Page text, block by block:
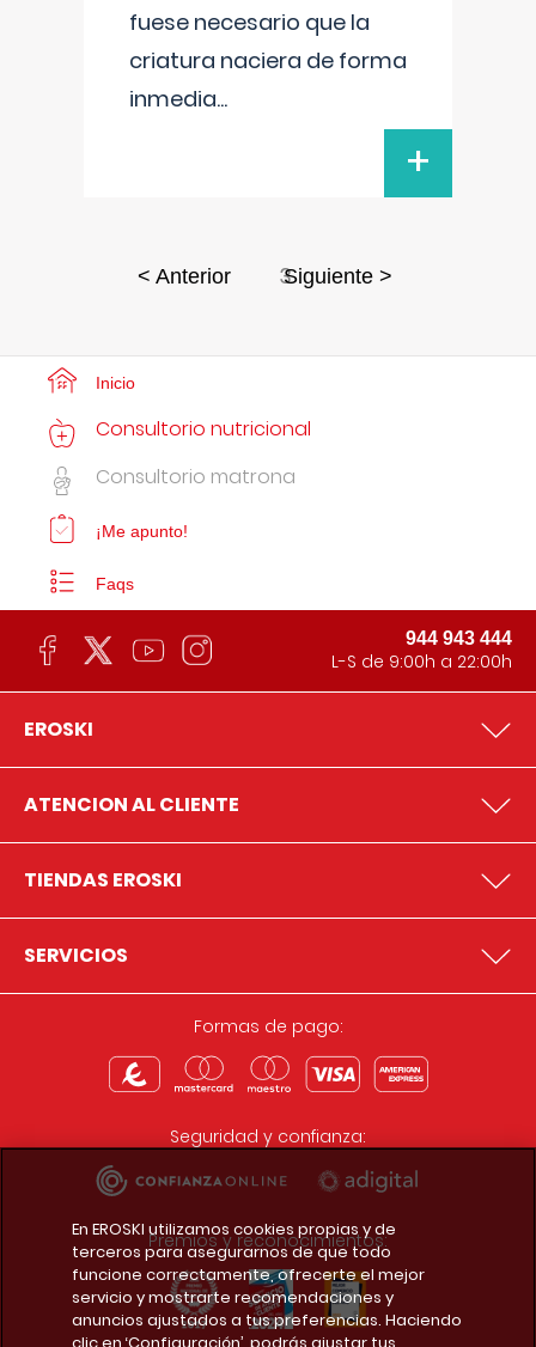
fuese necesario que la
criatura naciera de forma
inmedia...
+
< Anterior 3Siguiente >
Inicio
Consultorio nutricional
Consultorio matrona
¡Me apunto!
Faqs
944 943 444
L-S de 9:00h a 22:00h
EROSKI
ATENCION AL CLIENTE
TIENDAS EROSKI
SERVICIOS
Formas de pago:
Seguridad y confianza:
Premios y reconocimientos:
En EROSKI utilizamos cookies propias y de
terceros para asegurarnos de que todo
funcione correctamente, ofrecerte el mejor
servicio y mostrarte recomendaciones y
anuncios ajustados a tus preferencias. Haciendo
clic en ‘Configuración’, podrás ajustar tus